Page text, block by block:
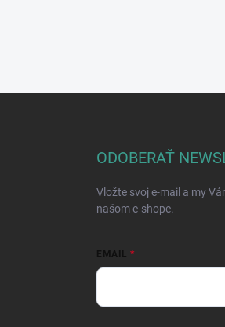
ODOBERAŤ
Vložte svoj e-mail a my
našom e-shope.
EMAIL